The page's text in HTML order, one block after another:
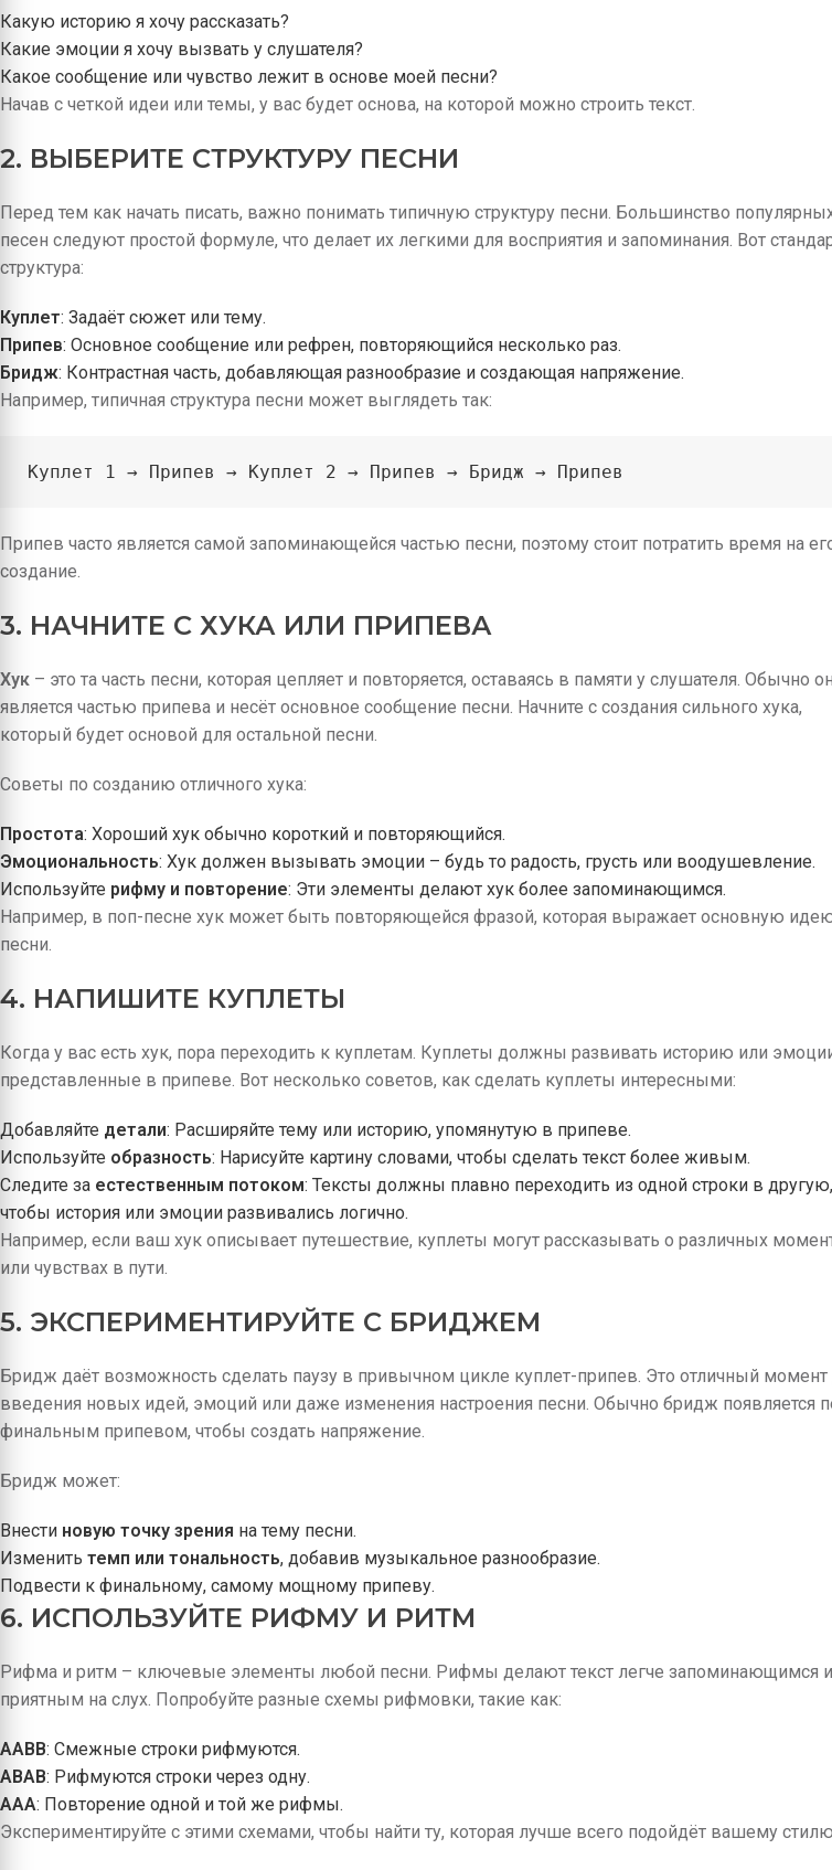
Какую историю я хочу рассказать?
Какие эмоции я хочу вызвать у слушателя?
Какое сообщение или чувство лежит в основе моей песни?
Начав с четкой идеи или темы, у вас будет основа, на которой можно строить текст.
2. ВЫБЕРИТЕ СТРУКТУРУ ПЕСНИ
Перед тем как начать писать, важно понимать типичную структуру песни. Большинство
песен следуют простой формуле, что делает их легкими для восприятия и запоминания. Вот
структура:
Куплет: Задаёт сюжет или тему.
Припев: Основное сообщение или рефрен, повторяющийся несколько раз.
Бридж: Контрастная часть, добавляющая разнообразие и создающая напряжение.
Например, типичная структура песни может выглядеть так:
Куплет 1 → Припев → Куплет 2 → Припев → Бридж → Припев
Припев часто является самой запоминающейся частью песни, поэтому стоит потратить время на
создание.
3. НАЧНИТЕ С ХУКА ИЛИ ПРИПЕВА
Хук – это та часть песни, которая цепляет и повторяется, оставаясь в памяти у слушателя. Обычно он
является частью припева и несёт основное сообщение песни. Начните с создания сильного хука,
который будет основой для остальной песни.
Советы по созданию отличного хука:
Простота: Хороший хук обычно короткий и повторяющийся.
Эмоциональность: Хук должен вызывать эмоции – будь то радость, грусть или воодушевление.
Используйте рифму и повторение: Эти элементы делают хук более запоминающимся.
Например, в поп-песне хук может быть повторяющейся фразой, которая выражает основную
песни.
4. НАПИШИТЕ КУПЛЕТЫ
Когда у вас есть хук, пора переходить к куплетам. Куплеты должны развивать историю или
представленные в припеве. Вот несколько советов, как сделать куплеты интересными:
Добавляйте детали: Расширяйте тему или историю, упомянутую в припеве.
Используйте образность: Нарисуйте картину словами, чтобы сделать текст более живым.
Следите за естественным потоком: Тексты должны плавно переходить из одной строки в другую,
чтобы история или эмоции развивались логично.
Например, если ваш хук описывает путешествие, куплеты могут рассказывать о различных
или чувствах в пути.
5. ЭКСПЕРИМЕНТИРУЙТЕ С БРИДЖЕМ
Бридж даёт возможность сделать паузу в привычном цикле куплет-припев. Это отличный момент
введения новых идей, эмоций или даже изменения настроения песни. Обычно бридж появляется
финальным припевом, чтобы создать напряжение.
Бридж может:
Внести новую точку зрения на тему песни.
Изменить темп или тональность, добавив музыкальное разнообразие.
Подвести к финальному, самому мощному припеву.
6. ИСПОЛЬЗУЙТЕ РИФМУ И РИТМ
Рифма и ритм – ключевые элементы любой песни. Рифмы делают текст легче запоминающимся и
приятным на слух. Попробуйте разные схемы рифмовки, такие как:
AABB: Смежные строки рифмуются.
ABAB: Рифмуются строки через одну.
AAA: Повторение одной и той же рифмы.
Экспериментируйте с этими схемами, чтобы найти ту, которая лучше всего подойдёт вашему